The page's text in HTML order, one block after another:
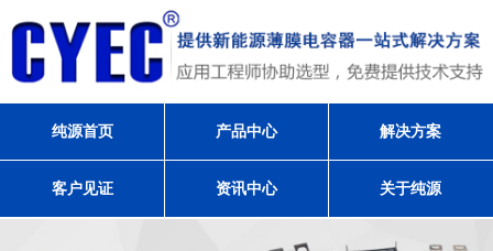
纯源首页 产品中心 解决方案
客户见证 资讯中心 关于纯源